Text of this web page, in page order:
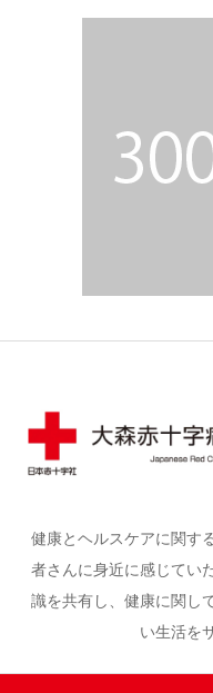
健康とヘルスケアに関す
者さんに身近に感じてい
識を共有し、健康に関し
い生活を